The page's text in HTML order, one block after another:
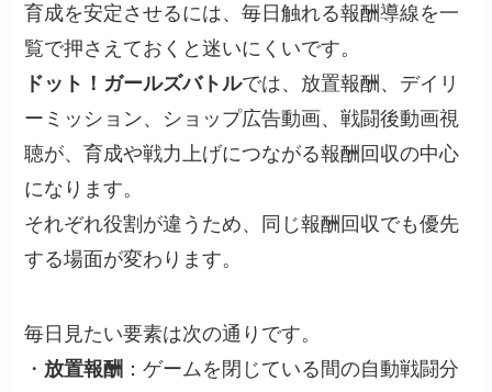
育成を安定させるには、毎日触れる報酬導線を一
覧で押さえておくと迷いにくいです。
ドット！ガールズバトルでは、放置報酬、デイリ
ーミッション、ショップ広告動画、戦闘後動画視
聴が、育成や戦力上げにつながる報酬回収の中心
になります。
それぞれ役割が違うため、同じ報酬回収でも優先
する場面が変わります。
毎日見たい要素は次の通りです。
・ 放置報酬 ：ゲームを閉じている間の自動戦闘分